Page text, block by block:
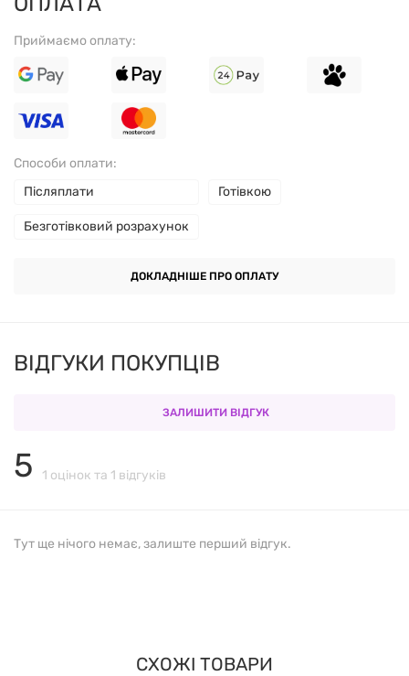
Приймаємо оплату:
Способи оплати:
Післяплати
Готівкою
Безготівковий розрахунок
ДОКЛАДНІШЕ ПРО ОПЛАТУ
РЕКОМЕНДАЦІЇ
Приймати по 1-2 порції 2-3 рази на день - до і
після тренування.
тренування, на ніч або вдень між прийомами їжі.
ВІДГУКИ ПОКУПЦІВ
ЗАЛИШИТИ ВІДГУК
5 1 оцінок та 1 відгуків
Тут ще нічого немає, залиште перший відгук.
СХОЖІ ТОВАРИ